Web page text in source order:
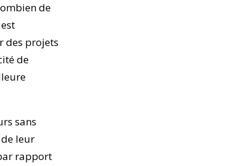
de
des projets
de
sans
leur
rapport